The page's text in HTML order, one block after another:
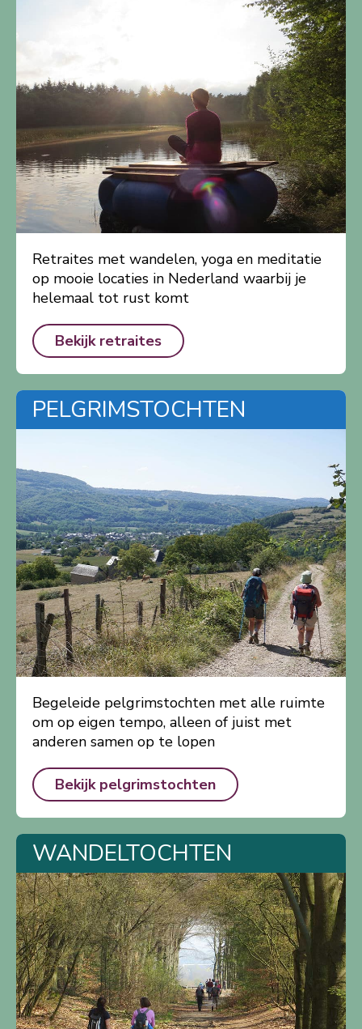
Retraites met wandelen, yoga en meditatie
op mooie locaties in Nederland waarbij je
helemaal tot rust komt
Bekijk retraites
PELGRIMSTOCHTEN
Begeleide pelgrimstochten met alle ruimte
om op eigen tempo, alleen of juist met
anderen samen op te lopen
Bekijk pelgrimstochten
WANDELTOCHTEN